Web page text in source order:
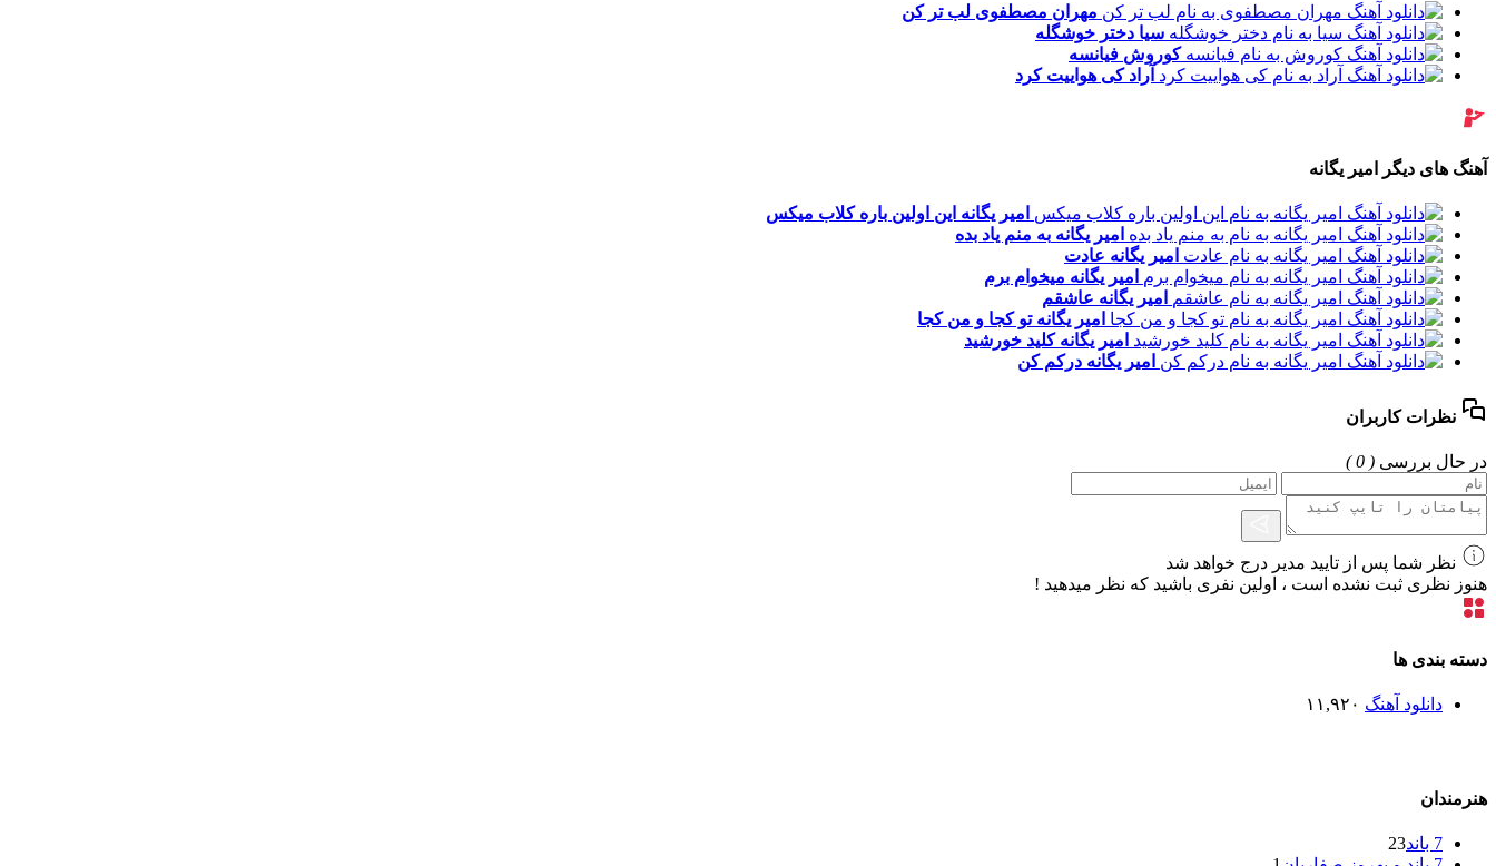
مهران مصطفوی لب تر کن
سیا دختر خوشگله
کوروش فیانسه
آراد کی هواییت کرد
آهنگ های دیگر امیر یگانه
امیر یگانه این اولین باره کلاب میکس
امیر یگانه به منم یاد بده
امیر یگانه عادت
امیر یگانه میخوام برم
امیر یگانه عاشقم
امیر یگانه تو کجا و من کجا
امیر یگانه کلید خورشید
امیر یگانه درکم کن
نظرات کاربران
در حال بررسی ( 0 )
نظر شما پس از تایید مدیر درج خواهد شد
هنوز نظری ثبت نشده است ، اولین نفری باشید که نظر میدهید !
دسته بندی ها
دانلود آهنگ ۱۱,۹۲۰
هنرمندان
7 باند
23